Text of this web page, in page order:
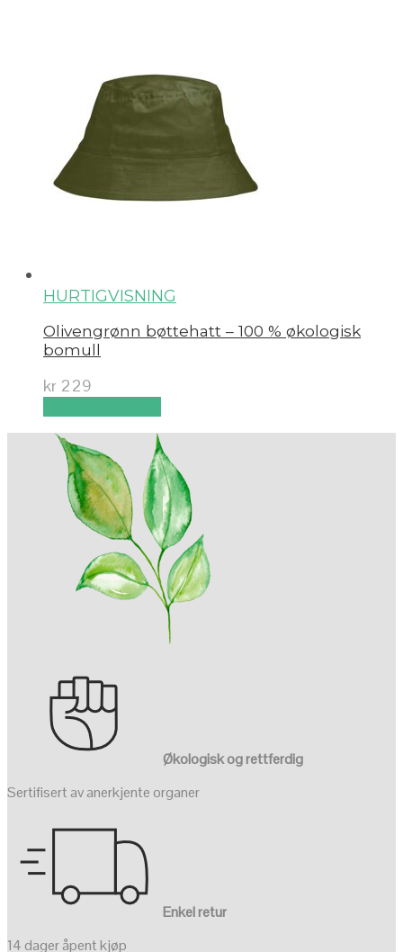
HURTIGVISNING
Olivengrønn bøttehatt – 100 % økologisk
bomull
kr 229
Økologisk og rettferdig
Sertifisert av anerkjente organer
Enkel retur
14 dager åpent kjøp